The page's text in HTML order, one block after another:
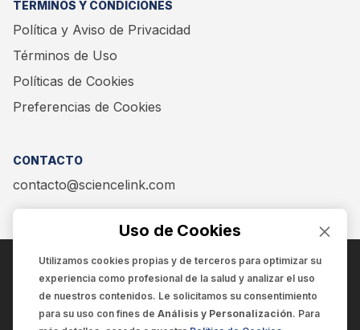
TÉRMINOS Y CONDICIONES
Política y Aviso de Privacidad
Términos de Uso
Políticas de Cookies
Preferencias de Cookies
CONTACTO
contacto@sciencelink.com
ENCUÉNTRANOS EN:
Uso de Cookies
Utilizamos cookies propias y de terceros para optimizar su
experiencia como profesional de la salud y analizar el uso
de nuestros contenidos. Le solicitamos su consentimiento
para su uso con fines de Análisis y Personalización. Para